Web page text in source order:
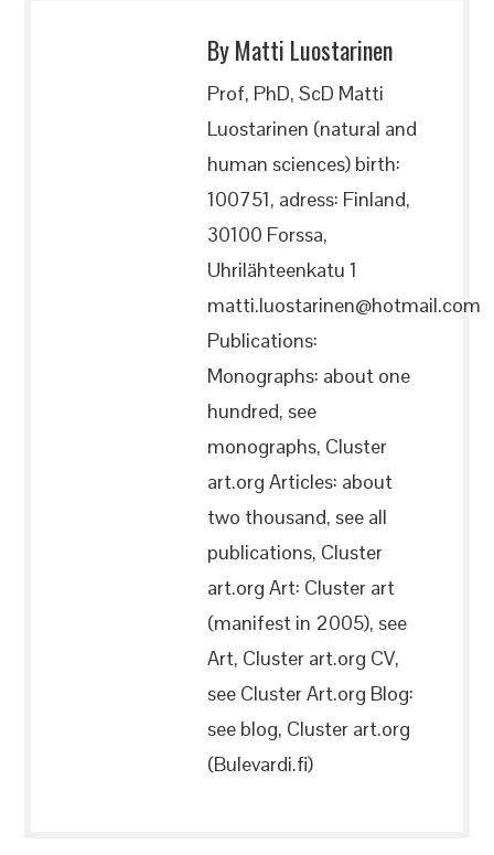
By Matti Luostarinen
Prof, PhD, ScD Matti
Luostarinen (natural and
human sciences) birth:
100751, adress: Finland,
30100 Forssa,
Uhrilähteenkatu 1
matti.luostarinen@hotmail.com
Publications:
Monographs: about one
hundred, see
monographs, Cluster
art.org Articles: about
two thousand, see all
publications, Cluster
art.org Art: Cluster art
(manifest in 2005), see
Art, Cluster art.org CV,
see Cluster Art.org Blog:
see blog, Cluster art.org
(Bulevardi.fi)